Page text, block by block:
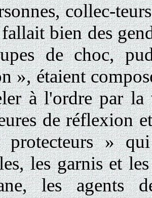
collec-
bien des
de choc,
», étaient
à l'ordre par
de réflexion
»
les garnis et
les agents